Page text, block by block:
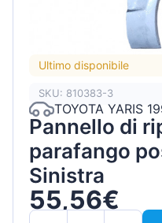
Ultimo disponibile
SKU: 810383-3
TOYOTA YARIS
Pannello di
parafango
Sinistra
55,56€